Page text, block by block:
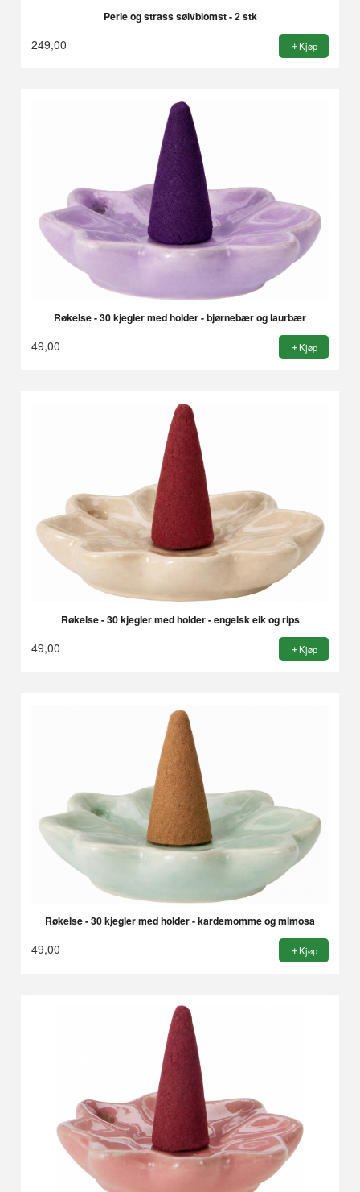
Perle og strass sølvblomst - 2 stk
249,00 Kjøp
Røkelse - 30 kjegler med holder - bjørnebær og laurbær
49,00 Kjøp
Røkelse - 30 kjegler med holder - engelsk eik og rips
49,00 Kjøp
Røkelse - 30 kjegler med holder - kardemomme og mimosa
49,00 Kjøp